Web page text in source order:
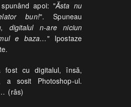
apoi: "Ăsta nu
bun!". Spuneau
digitalul n-are niciun
e baza…" Ipostaze
fost cu digitalul, însă,
a sosit Photoshop-ul.
(râs)